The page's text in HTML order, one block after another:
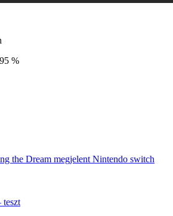
95 %
the Dream megjelent Nintendo switch
teszt